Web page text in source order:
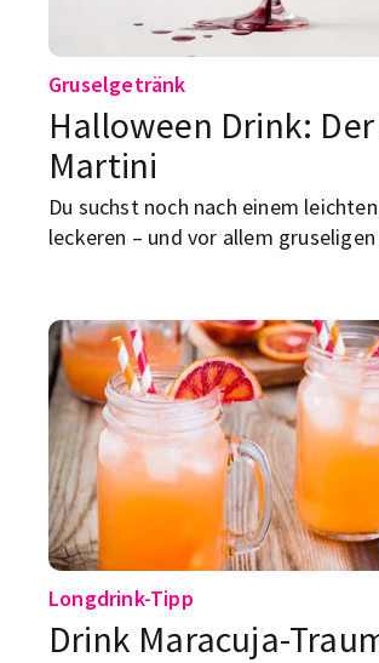
Gruselgetränk
Halloween Drink:
Martini
Du suchst noch nach einem
leckeren – und vor allem
Longdrink-Tipp
Drink Maracuja-